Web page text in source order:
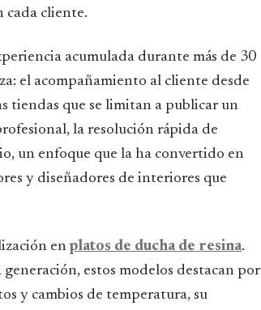
cada cliente.
acumulada durante más de 30
el acompañamiento al cliente desde
tiendas que se limitan a publicar un
la resolución rápida de
un enfoque que la ha convertido en
y diseñadores de interiores que
en platos de ducha de resina.
estos modelos destacan por
y cambios de temperatura, su